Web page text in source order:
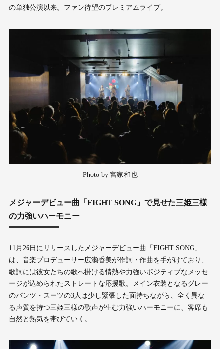
の単独公演以来。ファン待望のプレミアムライブ。
Photo by 宮家和也
メジャーデビュー曲「FIGHT SONG」で見せた三姫三様
の力強いハーモニー
11月26日にリリースしたメジャーデビュー曲「FIGHT SONG」
は、音楽プロデューサー広瀬香美が作詞・作曲を手がけており、
歌詞には彼女たちの歌へ掛ける情熱や力強いポジティブなメッセ
ージが込められたストレートな応援歌。メイン衣装となるグレー
のパンツ・スーツの3人は少し緊張した面持ちながら、全く異な
る声質を持つ三姫三様の歌声が生む力強いハーモニーに、客席も
自然と熱気を帯びていく。